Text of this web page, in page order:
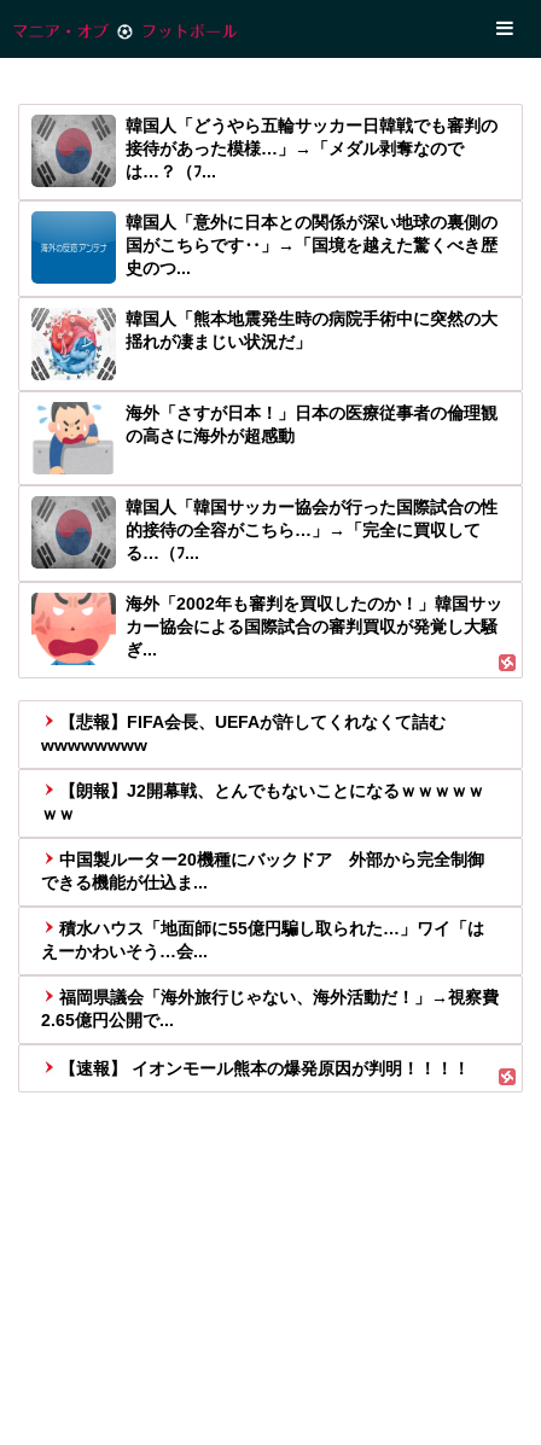
韓国人「どうやら五輪サッカー日韓戦でも審判の
接待があった模様…」→「メダル剥奪なので
は…？（ﾌ...
韓国人「意外に日本との関係が深い地球の裏側の
国がこちらです‥」→「国境を越えた驚くべき歴
史のつ...
韓国人「熊本地震発生時の病院手術中に突然の大
揺れが凄まじい状況だ」
海外「さすが日本！」日本の医療従事者の倫理観
の高さに海外が超感動
韓国人「韓国サッカー協会が行った国際試合の性
的接待の全容がこちら…」→「完全に買収して
る…（ﾌ...
海外「2002年も審判を買収したのか！」韓国サッ
カー協会による国際試合の審判買収が発覚し大騒
ぎ...
【悲報】FIFA会長、UEFAが許してくれなくて詰む
wwwwwwww
【朗報】J2開幕戦、とんでもないことになるｗｗｗｗｗ
ｗｗ
中国製ルーター20機種にバックドア 外部から完全制御
できる機能が仕込ま...
積水ハウス「地面師に55億円騙し取られた…」ワイ「は
えーかわいそう…会...
福岡県議会「海外旅行じゃない、海外活動だ！」→視察費
2.65億円公開で...
【速報】 イオンモール熊本の爆発原因が判明！！！！